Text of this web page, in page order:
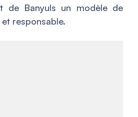
de Banyuls un modèle de
responsable.